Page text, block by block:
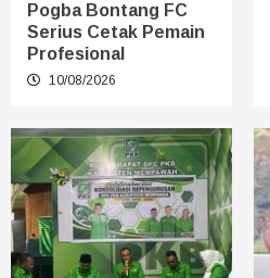
Pogba Bontang FC
Serius Cetak Pemain
Profesional
10/08/2026